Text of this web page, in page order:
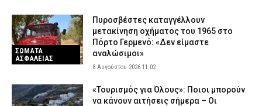
ΣΩΜΑΤΑ
ΑΣΦΑΛΕΙΑΣ
Πυροσβέστες καταγγέλλουν
μετακίνηση οχήματος του 1965 στο
Πόρτο Γερμενό: «Δεν είμαστε
αναλώσιμοι»
8 Αυγούστου 2026 11:02
«Τουρισμός για Όλους»: Ποιοι μπορούν
να κάνουν αιτήσεις σήμερα – Οι